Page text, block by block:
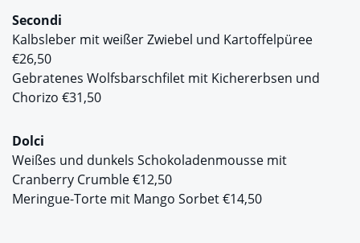
Secondi
Kalbsleber mit weißer Zwiebel und Kartoffelpüree
€26,50
Gebratenes Wolfsbarschfilet mit Kichererbsen und
Chorizo €31,50
Dolci
Weißes und dunkels Schokoladenmousse mit
Cranberry Crumble €12,50
Meringue-Torte mit Mango Sorbet €14,50